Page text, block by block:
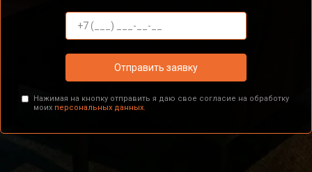
Отправить заявку
Нажимая на кнопку отправить я даю свое согласие на обработку
моих персональных данных.